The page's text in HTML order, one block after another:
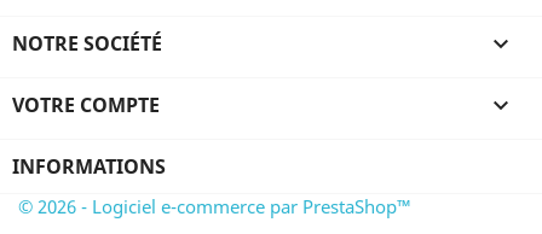
NOTRE SOCIÉTÉ 
VOTRE COMPTE 
INFORMATIONS
© 2026 - Logiciel e-commerce par PrestaShop™